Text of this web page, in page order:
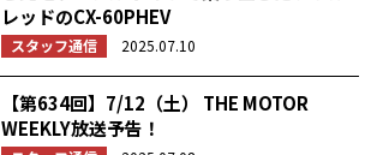
レッドのCX-60PHEV
スタッフ通信 2025.07.10
【第634回】7/12（土） THE MOTOR
WEEKLY放送予告！